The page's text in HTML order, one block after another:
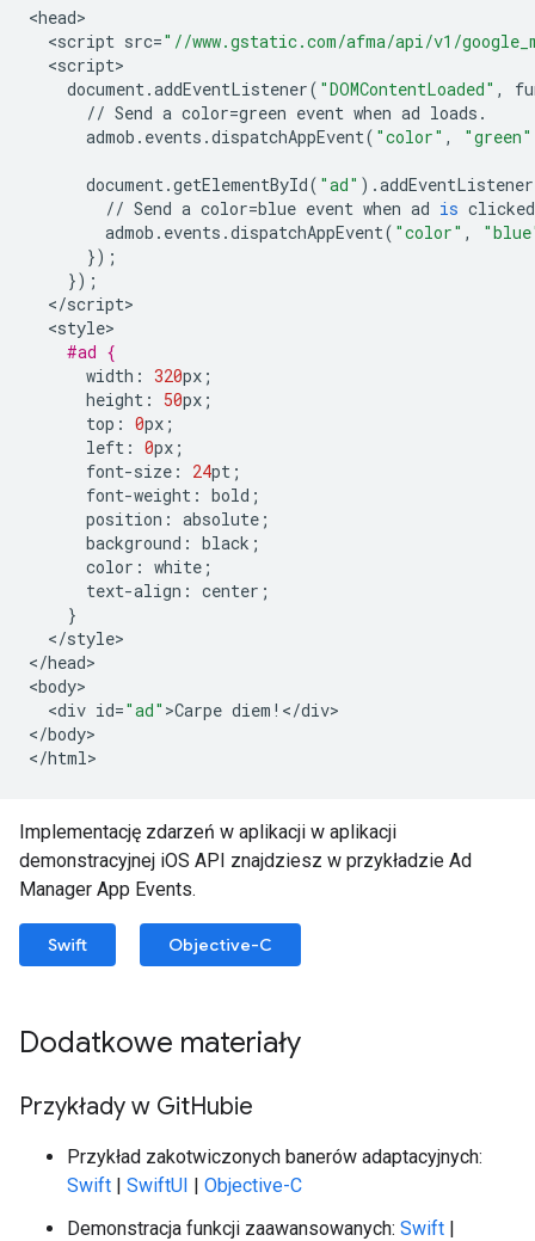
<head
<script src="//www.gstatic.com/afma/api/v1/
<script
document.addEventListener( "DOMContentLoaded" ,
// Send a color=green event when ad loads .
admob . events .dispatchAppEvent( "color" , "green"
document.getElementById( "ad" ) .addEventListener
// Send a color=blue event when ad is clicked
admob . events .dispatchAppEvent( "color" ,
});
});
</script
<style
#ad {
width : 320px ;
height : 50px ;
top : 0px ;
left : 0px ;
font-size : 24pt ;
font-weight : bold ;
position : absolute ;
background : black ;
color : white ;
text-align : center ;
}
</style>
</head>
<body
<div id="ad" >Carpe diem !</div>
</body>
</html
Implementację zdarzeń w aplikacji w aplikacji
demonstracyjnej iOS API znajdziesz w przykładzie Ad
Manager App Events.
Swift Objective-C
Dodatkowe materiały
Przykłady w GitHubie
Przykład zakotwiczonych banerów adaptacyjnych:
Swift | SwiftUI | Objective-C
Demonstracja funkcji zaawansowanych: Swift |